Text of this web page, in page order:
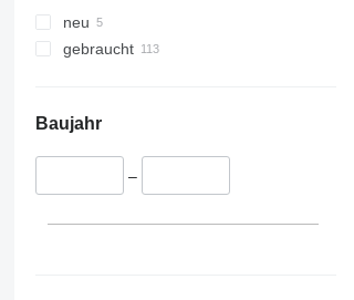
neu
gebraucht
Baujahr
–